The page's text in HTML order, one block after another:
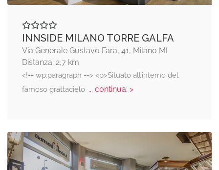
INNSIDE MILANO TORRE GALFA
Via Generale Gustavo Fara, 41, Milano MI
Distanza: 2,7 km
<!-- wp:paragraph --> <p>Situato all’interno del
famoso grattacielo... continua: >